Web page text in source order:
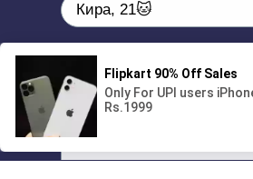
01/07
00:00
Кира, 21🐱
Поиграешь со мной? 💖🐾